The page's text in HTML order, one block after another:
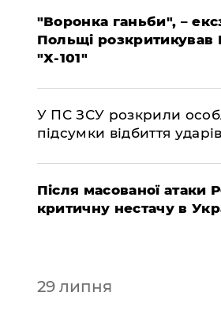
"Воронка ганьби", –
Польщі
"Х-101"
У ПС ЗСУ розкрили
підсумки відбиття ударів
Після масованої
критичну нестачу в
29 липня